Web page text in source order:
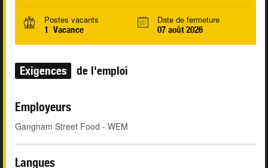
Postes vacants
1 Vacance
Date de fermeture
07 août 2026
Exigences de l'emploi
Employeurs
Gangnam Street Food - WEM
Langues